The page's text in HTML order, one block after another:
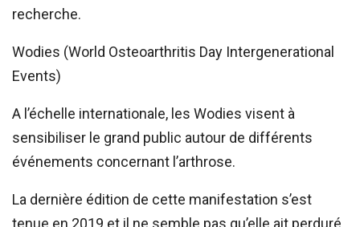
recherche.
Wodies (World Osteoarthritis Day Intergenerational
Events)
A l’échelle internationale, les Wodies visent à
sensibiliser le grand public autour de différents
événements concernant l’arthrose.
La dernière édition de cette manifestation s’est